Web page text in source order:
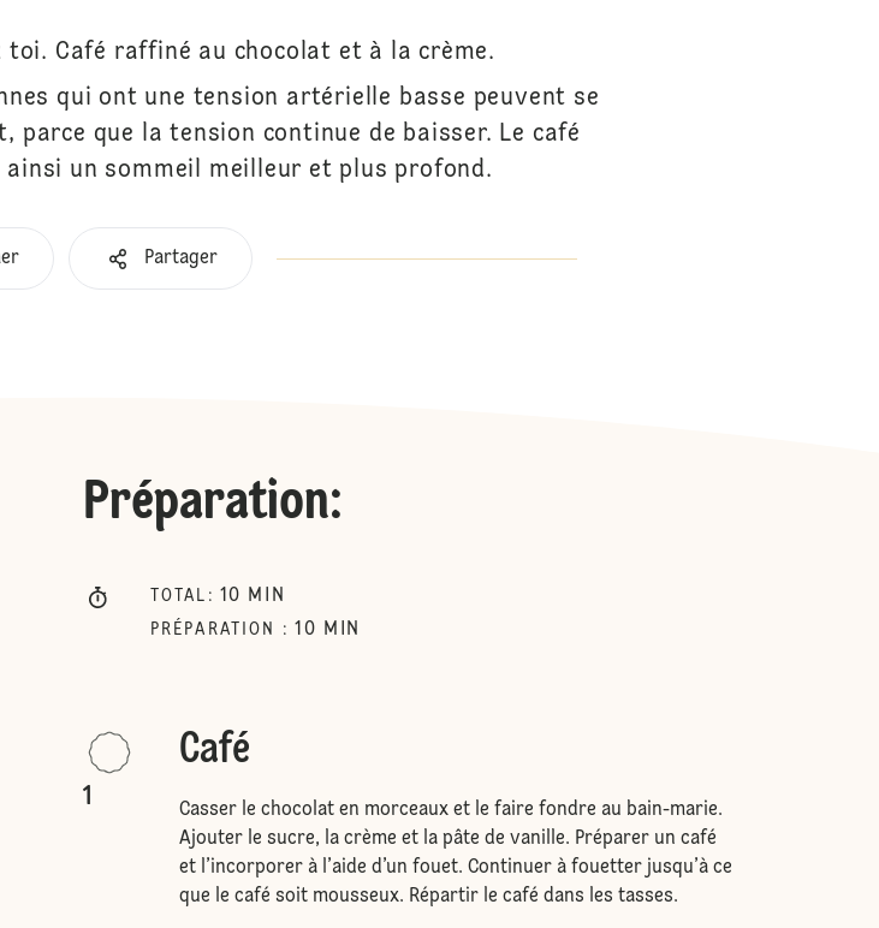
toi. Café raffiné au chocolat et à la crème.
qui ont une tension artérielle basse peuvent se
que la tension continue de baisser. Le café
un sommeil meilleur et plus profond.
Partager
Préparation:
TOTAL : 10 MIN
PRÉPARATION : 10 MIN
1
Café
Casser le chocolat en morceaux et le faire fondre au bain-marie.
Ajouter le sucre, la crème et la pâte de vanille. Préparer un café
et l’incorporer à l’aide d’un fouet. Continuer à fouetter jusqu’à ce
que le café soit mousseux. Répartir le café dans les tasses.